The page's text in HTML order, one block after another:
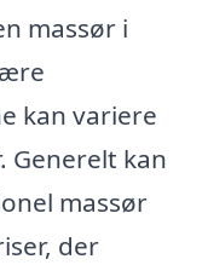
massør i
kan variere
kan
massør
der